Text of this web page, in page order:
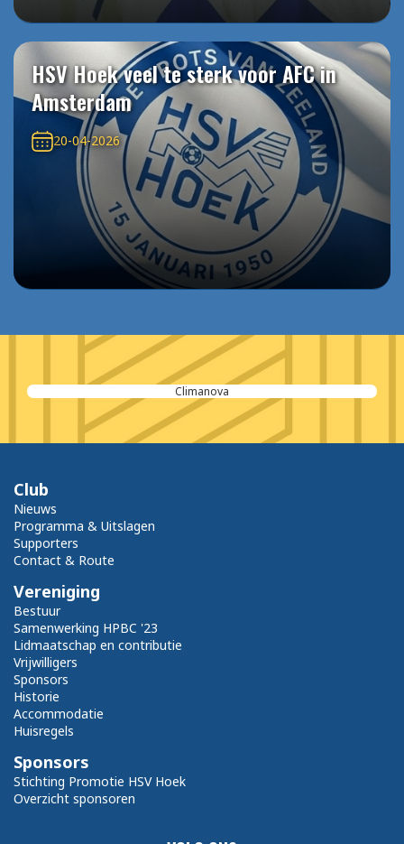
HSV Hoek veel te sterk voor AFC in
Amsterdam
20-04-2026
Climanova
Club
Nieuws
Programma & Uitslagen
Supporters
Contact & Route
Vereniging
Bestuur
Samenwerking HPBC '23
Lidmaatschap en contributie
Vrijwilligers
Sponsors
Historie
Accommodatie
Huisregels
Sponsors
Stichting Promotie HSV Hoek
Overzicht sponsoren